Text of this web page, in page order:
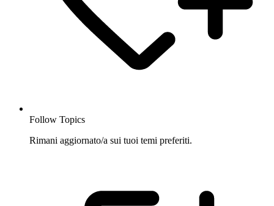
Follow Topics
Rimani aggiornato/a sui tuoi temi preferiti.